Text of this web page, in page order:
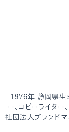
1976年 静岡県生
ー、コピーライター
社団法人ブランドマ